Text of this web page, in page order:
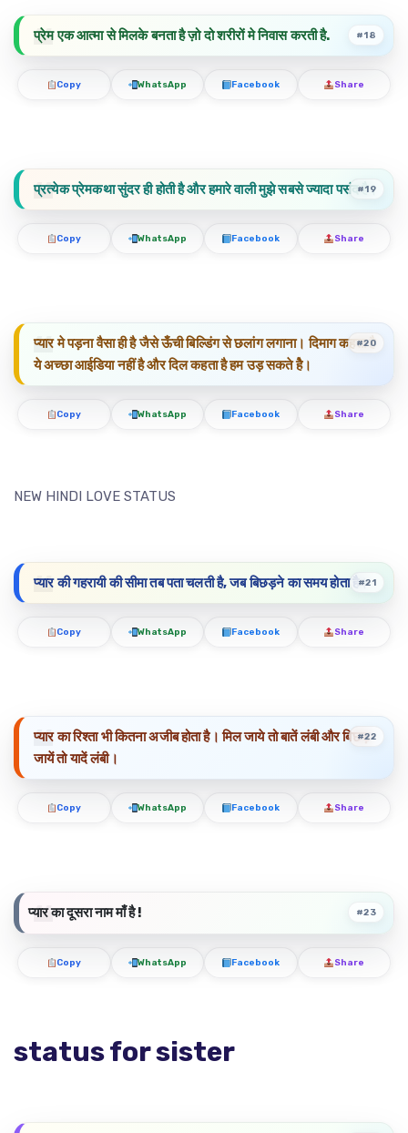
प्रेम एक आत्मा से मिलके बनता है ज़ो दो शरीरों मे निवास करती है. #18
Copy WhatsApp Facebook Share
प्रत्येक प्रेमकथा सुंदर ही होती है और हमारे वाली मुझे सबसे ज्यादा पसंद है।
#19
Copy WhatsApp Facebook Share
प्यार मे पड़ना वैसा ही है जैसे ऊँची बिल्डिंग से छलांग लगाना। दिमाग कहता है
ये अच्छा आईडिया नहीं है और दिल कहता है हम उड़ सकते हैे।
#20
Copy WhatsApp Facebook Share
NEW HINDI LOVE STATUS
प्यार की गहरायी की सीमा तब पता चलती है, जब बिछड़ने का समय होता है।#21
Copy WhatsApp Facebook Share
प्यार का रिश्ता भी कितना अजीब होता है। मिल जाये तो बातें लंबी और बिछड़
जायें तो यादें लंबी।
#22
Copy WhatsApp Facebook Share
प्यार का दूसरा नाम माँ है ! #23
Copy WhatsApp Facebook Share
status for sister